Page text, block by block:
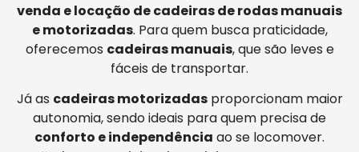
venda e locação de cadeiras de rodas manuais
e motorizadas. Para quem busca praticidade,
oferecemos cadeiras manuais, que são leves e
fáceis de transportar.
Já as cadeiras motorizadasproporcionam maior
autonomia, sendo ideais para quem precisa de
conforto e independência ao se locomover.